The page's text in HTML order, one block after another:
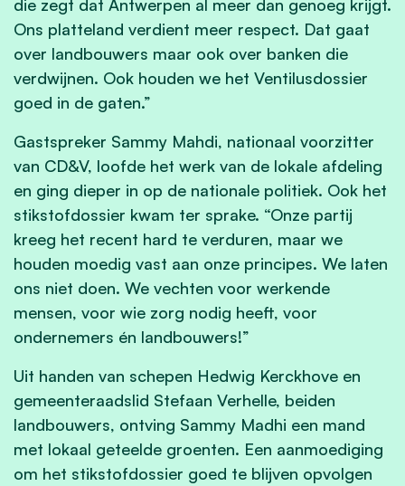
die zegt dat Antwerpen al meer dan genoeg krijgt.
Ons platteland verdient meer respect. Dat gaat
over landbouwers maar ook over banken die
verdwijnen. Ook houden we het Ventilusdossier
goed in de gaten.”
Gastspreker Sammy Mahdi, nationaal voorzitter
van CD&V, loofde het werk van de lokale afdeling
en ging dieper in op de nationale politiek. Ook het
stikstofdossier kwam ter sprake. “Onze partij
kreeg het recent hard te verduren, maar we
houden moedig vast aan onze principes. We laten
ons niet doen. We vechten voor werkende
mensen, voor wie zorg nodig heeft, voor
ondernemers én landbouwers!”
Uit handen van schepen Hedwig Kerckhove en
gemeenteraadslid Stefaan Verhelle, beiden
landbouwers, ontving Sammy Madhi een mand
met lokaal geteelde groenten. Een aanmoediging
om het stikstofdossier goed te blijven opvolgen